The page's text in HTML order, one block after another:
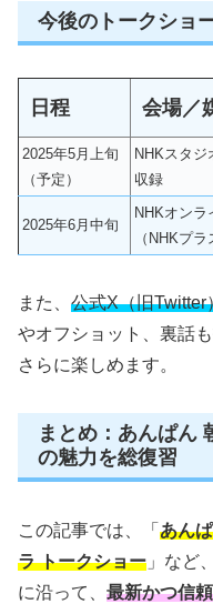
今後のトークショ
日程 会場／
2025年5月上旬
（予定）
NHKスタジ
収録
2025年6月中旬
NHKオンラ
（NHKプラ
また、 公式X（旧Twitter
やオフショット、裏話
さらに楽しめます。
まとめ：あんぱん
の魅力を総復習
この記事では、「 あん
ラ トークショー 」など
に沿って、 最新かつ信